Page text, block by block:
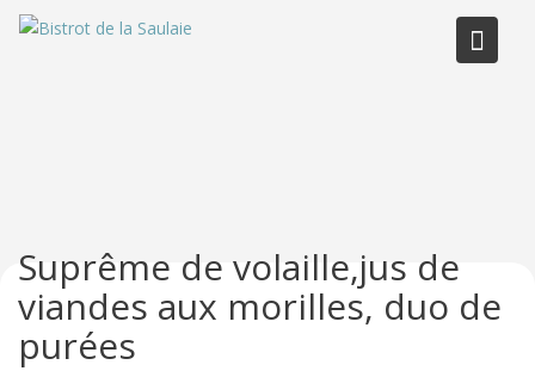
Skip
Suprême de volaille,jus de
viandes aux morilles, duo de
purées